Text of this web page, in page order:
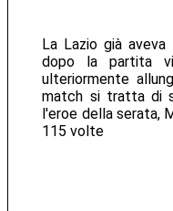
La Lazio già
dopo la partita
ulteriormente
match si tratta di
l'eroe della serata,
115 volte